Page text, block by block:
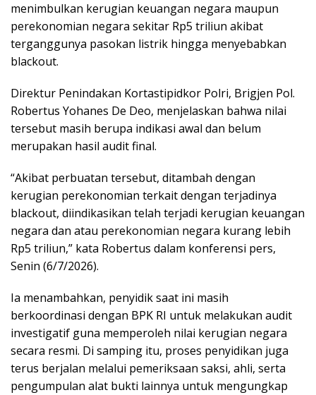
menimbulkan kerugian keuangan negara maupun
perekonomian negara sekitar Rp5 triliun akibat
terganggunya pasokan listrik hingga menyebabkan
blackout.
Direktur Penindakan Kortastipidkor Polri, Brigjen Pol.
Robertus Yohanes De Deo, menjelaskan bahwa nilai
tersebut masih berupa indikasi awal dan belum
merupakan hasil audit final.
“Akibat perbuatan tersebut, ditambah dengan
kerugian perekonomian terkait dengan terjadinya
blackout, diindikasikan telah terjadi kerugian keuangan
negara dan atau perekonomian negara kurang lebih
Rp5 triliun,” kata Robertus dalam konferensi pers,
Senin (6/7/2026).
Ia menambahkan, penyidik saat ini masih
berkoordinasi dengan BPK RI untuk melakukan audit
investigatif guna memperoleh nilai kerugian negara
secara resmi. Di samping itu, proses penyidikan juga
terus berjalan melalui pemeriksaan saksi, ahli, serta
pengumpulan alat bukti lainnya untuk mengungkap